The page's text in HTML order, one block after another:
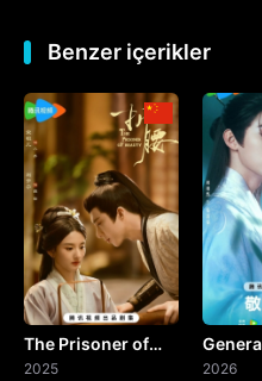
15. Bölüm
16. Bölüm
17. Bölüm
18. Bölüm
19. Bölüm
20. Bölüm
Benzer içerikler
The Prisoner of
Beauty
2025 2026